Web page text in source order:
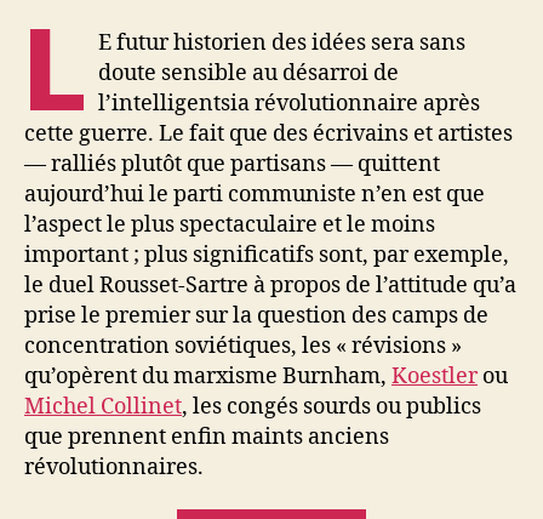
L E futur historien des idées sera sans
doute sensible au désarroi de
l’intelligentsia révolutionnaire après
cette guerre. Le fait que des écrivains et artistes
— ralliés plutôt que partisans — quittent
aujourd’hui le parti communiste n’en est que
l’aspect le plus spectaculaire et le moins
important ; plus significatifs sont, par exemple,
le duel Rousset-Sartre à propos de l’attitude qu’a
prise le premier sur la question des camps de
concentration soviétiques, les « révisions »
qu’opèrent du marxisme Burnham, Koestlerou
Michel Collinet, les congés sourds ou publics
que prennent enfin maints anciens
révolutionnaires.